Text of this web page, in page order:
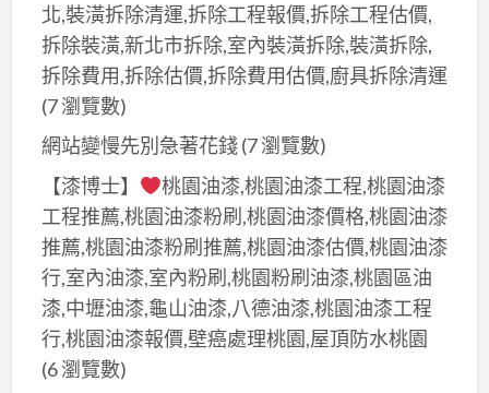
北,裝潢拆除清運,拆除工程報價,拆除工程估價,
拆除裝潢,新北市拆除,室內裝潢拆除,裝潢拆除,
拆除費用,拆除估價,拆除費用估價,廚具拆除清運
(7 瀏覽數)
網站變慢先別急著花錢(7 瀏覽數)
【漆博士】
桃園油漆,桃園油漆工程,桃園油漆
工程推薦,桃園油漆粉刷,桃園油漆價格,桃園油漆
推薦,桃園油漆粉刷推薦,桃園油漆估價,桃園油漆
行,室內油漆,室內粉刷,桃園粉刷油漆,桃園區油
漆,中壢油漆,龜山油漆,八德油漆,桃園油漆工程
行,桃園油漆報價,壁癌處理桃園,屋頂防水桃園
(6 瀏覽數)